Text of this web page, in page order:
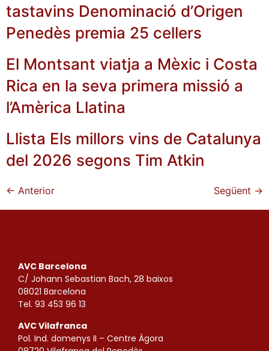
tastavins Denominació d’Origen
Penedès premia 25 cellers
El Montsant viatja a Mèxic i Costa
Rica en la seva primera missió a
l’Amèrica Llatina
Llista Els millors vins de Catalunya
del 2026 segons Tim Atkin
← Anterior Següent →
AVC Barcelona
C/ Johann Sebastian Bach, 28 baixos
08021 Barcelona
Tel. 93 453 96 13
AVC Vilafranca
Pol. Ind. domenys II – Centre Àgora